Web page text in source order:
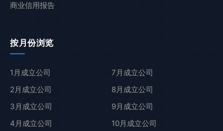
商业信用报告
按月份浏览
1月成立公司
2月成立公司
3月成立公司
4月成立公司
7月成立公司
8月成立公司
9月成立公司
10月成立公司